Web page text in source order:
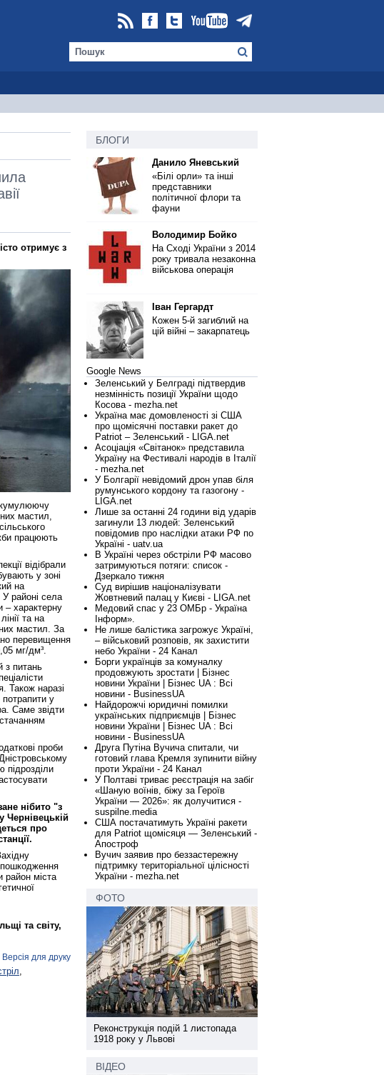
отримує з
мастил,
працюють
відібрали
у зоні
на
У районі села
– характерну
та на
мастил. За
перевищення
мг/дм³.
з питань
Також наразі
у
Саме звідти
проби
підрозділи
нібито "з
Чернівецькій
про
пошкодження
район міста
та світу,
Версія для друку
,
БЛОГИ
Данило Яневський
«Білі орли» та інші
представники
політичної флори та
фауни
Володимир Бойко
На Сході України з 2014
року тривала незаконна
військова операція
Іван Гергардт
Кожен 5-й загиблий на
цій війні – закарпатець
Google News
Зеленський у Белграді підтвердив
незмінність позиції України щодо
Косова - mezha.net
Україна має домовленості зі США
про щомісячні поставки ракет до
Patriot – Зеленський - LIGA.net
Асоціація «Світанок» представила
Україну на Фестивалі народів в Італії
- mezha.net
У Болгарії невідомий дрон упав біля
румунського кордону та газогону -
LIGA.net
Лише за останні 24 години від ударів
загинули 13 людей: Зеленський
повідомив про наслідки атаки РФ по
Україні - uatv.ua
В Україні через обстріли РФ масово
затримуються потяги: список -
Дзеркало тижня
Суд вирішив націоналізувати
Жовтневий палац у Києві - LIGA.net
Медовий спас у 23 ОМБр - Україна
Інформ».
Не лише балістика загрожує Україні,
– військовий розповів, як захистити
небо України - 24 Канал
Борги українців за комуналку
продовжують зростати | Бізнес
новини України | Бізнес UA : Всі
новини - BusinessUA
Найдорожчі юридичні помилки
українських підприємців | Бізнес
новини України | Бізнес UA : Всі
новини - BusinessUA
Друга Путіна Вучича спитали, чи
готовий глава Кремля зупинити війну
проти України - 24 Канал
У Полтаві триває реєстрація на забіг
«Шаную воїнів, біжу за Героїв
України — 2026»: як долучитися -
suspilne.media
США постачатимуть Україні ракети
для Patriot щомісяця — Зеленський -
Апостроф
Вучич заявив про беззастережну
підтримку територіальної цілісності
України - mezha.net
ФОТО
Реконструкція подій 1 листопада
1918 року у Львові
ВІДЕО